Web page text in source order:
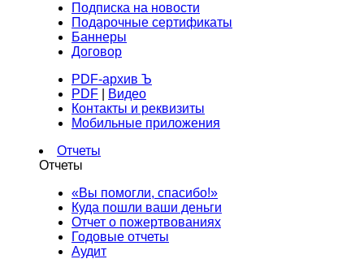
Подписка на новости
Подарочные сертификаты
Баннеры
Договор
PDF-архив Ъ
PDF
Видео
Контакты и реквизиты
Мобильные приложения
Отчеты
Отчеты
«Вы помогли, спасибо!»
Куда пошли ваши деньги
Отчет о пожертвованиях
Годовые отчеты
Аудит